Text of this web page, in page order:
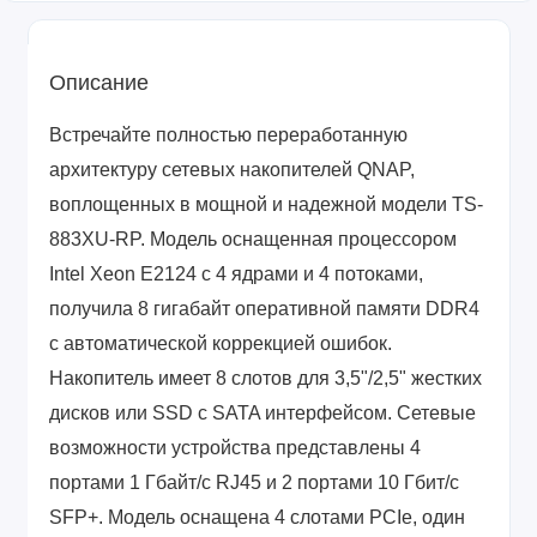
Описание
Встречайте полностью переработанную
архитектуру сетевых накопителей QNAP,
воплощенных в мощной и надежной модели TS-
883XU-RP. Модель оснащенная процессором
Intel Xeon E2124 c 4 ядрами и 4 потоками,
получила 8 гигабайт оперативной памяти DDR4
с автоматической коррекцией ошибок.
Накопитель имеет 8 слотов для 3,5"/2,5" жестких
дисков или SSD c SATA интерфейсом. Сетевые
возможности устройства представлены 4
портами 1 Гбайт/с RJ45 и 2 портами 10 Гбит/с
SFP+. Модель оснащена 4 слотами PCIe, один